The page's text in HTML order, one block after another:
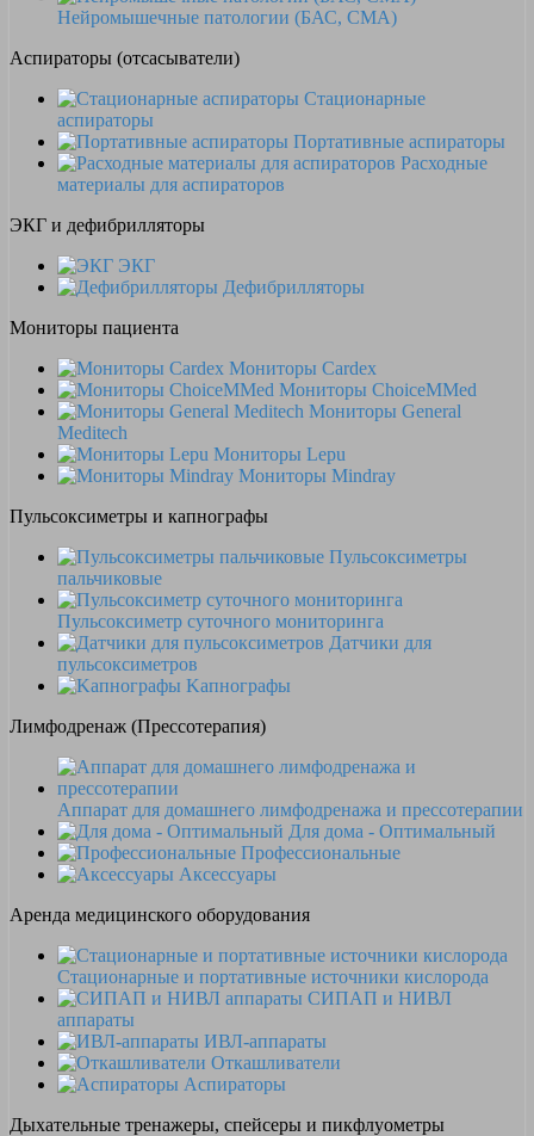
Нейромышечные патологии (БАС, СМА)
Аспираторы (отсасыватели)
Стационарные
аспираторы
Портативные аспираторы
Расходные
материалы для аспираторов
ЭКГ и дефибрилляторы
ЭКГ
Дефибрилляторы
Мониторы пациента
Мониторы Cardex
Мониторы ChoiceMMed
Мониторы General
Meditech
Мониторы Lepu
Мониторы Mindray
Пульсоксиметры и капнографы
Пульсоксиметры
пальчиковые
Пульсоксиметр суточного мониторинга
Датчики для
пульсоксиметров
Kапнографы
Лимфодренаж (Прессотерапия)
Аппарат для домашнего лимфодренажа и прессотерапии
Для дома - Оптимальный
Профессиональные
Аксессуары
Аренда медицинского оборудования
Стационарные и портативные источники кислорода
СИПАП и НИВЛ
аппараты
ИВЛ-аппараты
Откашливатели
Аспираторы
Дыхательные тренажеры, спейсеры и пикфлуометры